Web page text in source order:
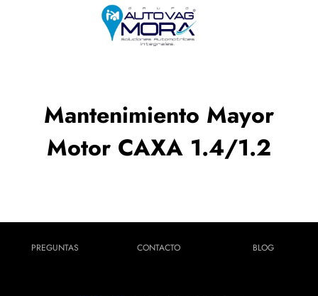
Mantenimiento Mayor
Motor CAXA 1.4/1.2
PREGUNTAS CONTACTO BLOG